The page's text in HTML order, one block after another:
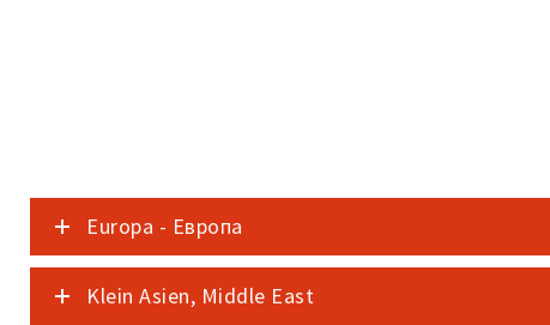
Europa - Европа
Klein Asien, Middle East